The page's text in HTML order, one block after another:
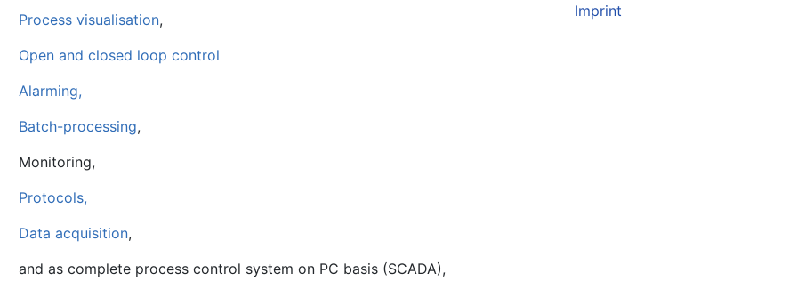
Process visualisation,
Open and closed loop control
Alarming,
Batch-processing,
Monitoring,
Protocols,
Data acquisition,
and as complete process control system on PC basis (SCADA),
Imprint